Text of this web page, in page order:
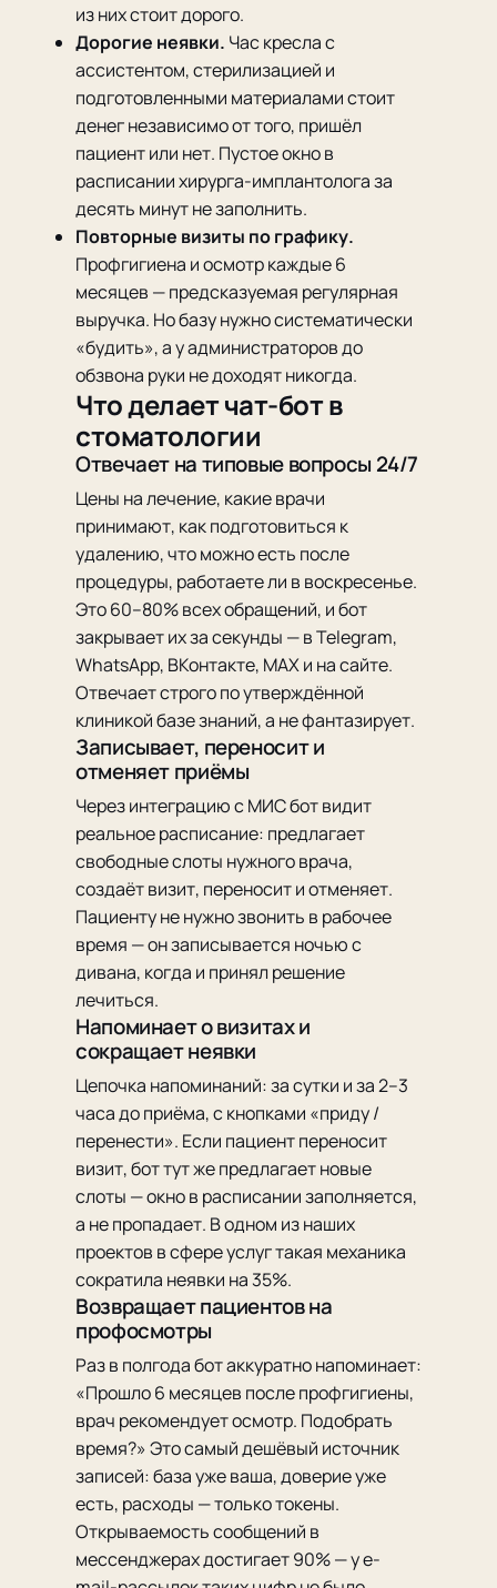
из них стоит дорого.
Дорогие неявки. Час кресла с
ассистентом, стерилизацией и
подготовленными материалами стоит
денег независимо от того, пришёл
пациент или нет. Пустое окно в
расписании хирурга-имплантолога за
десять минут не заполнить.
Повторные визиты по графику.
Профгигиена и осмотр каждые 6
месяцев — предсказуемая регулярная
выручка. Но базу нужно систематически
«будить», а у администраторов до
обзвона руки не доходят никогда.
Что делает чат-бот в
стоматологии
Отвечает на типовые вопросы 24/7
Цены на лечение, какие врачи
принимают, как подготовиться к
удалению, что можно есть после
процедуры, работаете ли в воскресенье.
Это 60–80% всех обращений, и бот
закрывает их за секунды — в Telegram,
WhatsApp, ВКонтакте, MAX и на сайте.
Отвечает строго по утверждённой
клиникой базе знаний, а не фантазирует.
Записывает, переносит и
отменяет приёмы
Через интеграцию с МИС бот видит
реальное расписание: предлагает
свободные слоты нужного врача,
создаёт визит, переносит и отменяет.
Пациенту не нужно звонить в рабочее
время — он записывается ночью с
дивана, когда и принял решение
лечиться.
Напоминает о визитах и
сокращает неявки
Цепочка напоминаний: за сутки и за 2–3
часа до приёма, с кнопками «приду /
перенести». Если пациент переносит
визит, бот тут же предлагает новые
слоты — окно в расписании заполняется,
а не пропадает. В одном из наших
проектов в сфере услуг такая механика
сократила неявки на 35%.
Возвращает пациентов на
профосмотры
Раз в полгода бот аккуратно напоминает:
«Прошло 6 месяцев после профгигиены,
врач рекомендует осмотр. Подобрать
время?» Это самый дешёвый источник
записей: база уже ваша, доверие уже
есть, расходы — только токены.
Открываемость сообщений в
мессенджерах достигает 90% — у e-